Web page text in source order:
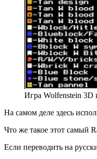
Игра Wolfenstein 3D
На самом деле здесь
Что же такое этот самый
Если переводить на